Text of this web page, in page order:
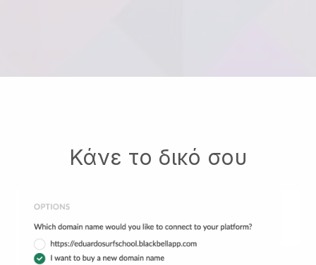
Κάνε το δικό σου